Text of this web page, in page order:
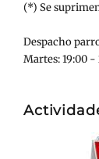
(*) Se
Despacho
Martes: 19:00 -